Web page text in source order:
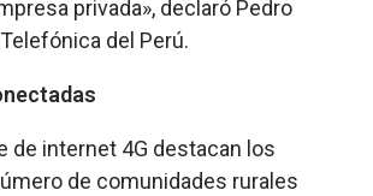
privada», declaró Pedro
del Perú.
de internet 4G destacan los
de comunidades rurales